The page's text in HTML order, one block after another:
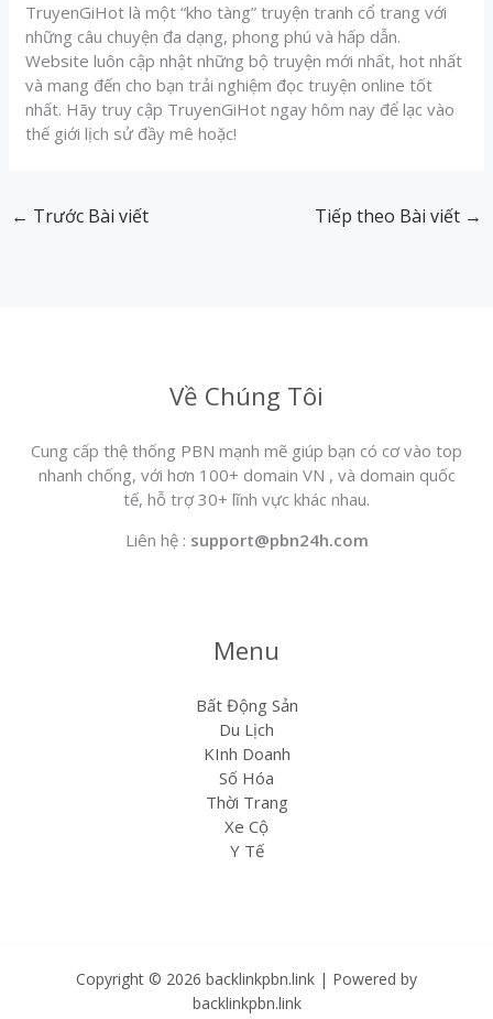
TruyenGiHot là một “kho tàng” truyện tranh cổ trang với
những câu chuyện đa dạng, phong phú và hấp dẫn.
Website luôn cập nhật những bộ truyện mới nhất, hot nhất
và mang đến cho bạn trải nghiệm đọc truyện online tốt
nhất. Hãy truy cập TruyenGiHot ngay hôm nay để lạc vào
thế giới lịch sử đầy mê hoặc!
← Trước Bài viết Tiếp theo Bài viết →
Về Chúng Tôi
Cung cấp thệ thống PBN mạnh mẽ giúp bạn có cơ vào top
nhanh chống, với hơn 100+ domain VN , và domain quốc
tế, hỗ trợ 30+ lĩnh vực khác nhau.
Liên hệ : support@pbn24h.com
Menu
Bất Động Sản
Du Lịch
KInh Doanh
Số Hóa
Thời Trang
Xe Cộ
Y Tế
Copyright © 2026 backlinkpbn.link | Powered by
backlinkpbn.link